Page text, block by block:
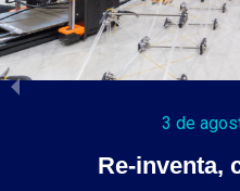
3 de
Re-inventa,